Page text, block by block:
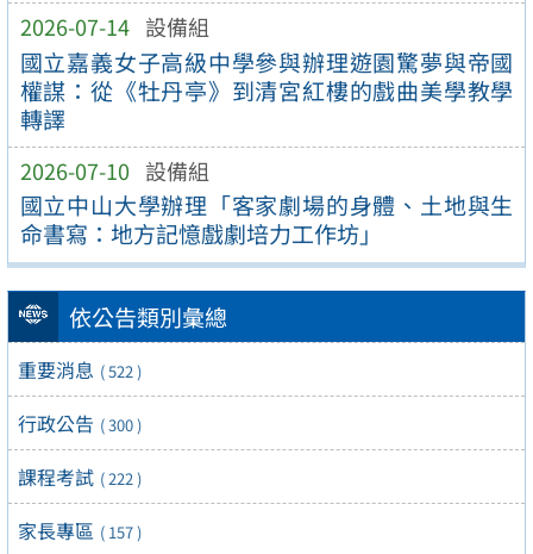
2026-07-14 設備組
國立嘉義女子高級中學參與辦理遊園驚夢與帝國
權謀：從《牡丹亭》到清宮紅樓的戲曲美學教學
轉譯
2026-07-10 設備組
國立中山大學辦理「客家劇場的身體、土地與生
命書寫：地方記憶戲劇培力工作坊」
依公告類別彙總
重要消息 ( 522 )
行政公告 ( 300 )
課程考試 ( 222 )
家長專區 ( 157 )